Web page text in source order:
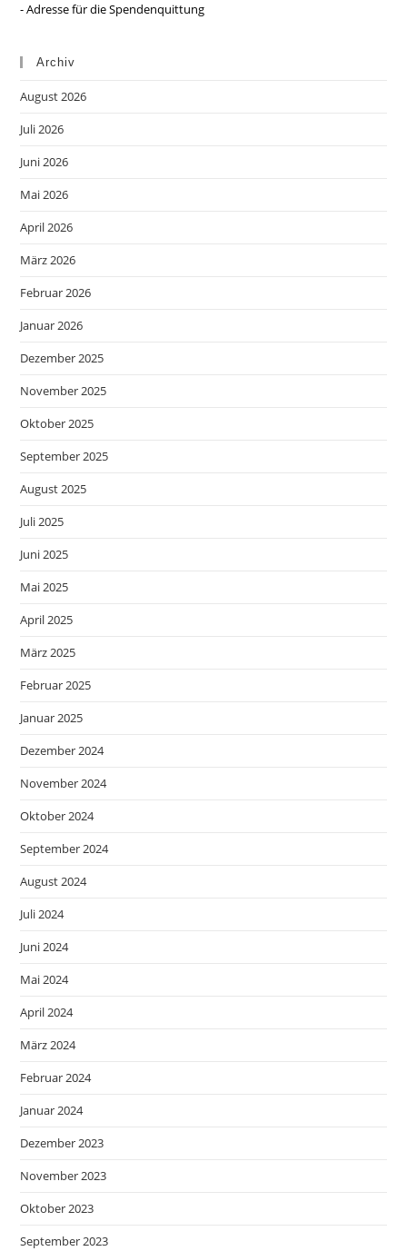
- Adresse für die Spendenquittung
Archiv
August 2026
Juli 2026
Juni 2026
Mai 2026
April 2026
März 2026
Februar 2026
Januar 2026
Dezember 2025
November 2025
Oktober 2025
September 2025
August 2025
Juli 2025
Juni 2025
Mai 2025
April 2025
März 2025
Februar 2025
Januar 2025
Dezember 2024
November 2024
Oktober 2024
September 2024
August 2024
Juli 2024
Juni 2024
Mai 2024
April 2024
März 2024
Februar 2024
Januar 2024
Dezember 2023
November 2023
Oktober 2023
September 2023